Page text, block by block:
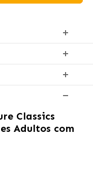
Classics
Adultos com